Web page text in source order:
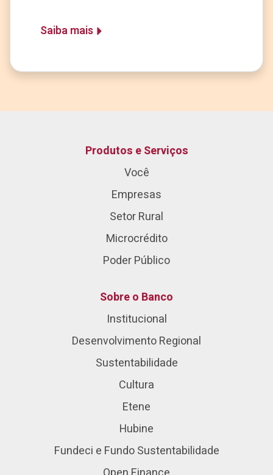
Saiba mais
Produtos e Serviços
Você
Empresas
Setor Rural
Microcrédito
Poder Público
Sobre o Banco
Institucional
Desenvolvimento Regional
Sustentabilidade
Cultura
Etene
Hubine
Fundeci e Fundo Sustentabilidade